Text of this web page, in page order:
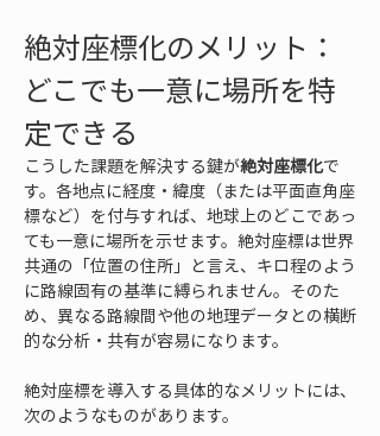
絶対座標化のメリット：
どこでも一意に場所を特
定できる
こうした課題を解決する鍵が絶対座標化で
す。各地点に経度・緯度（または平面直角座
標など）を付与すれば、地球上のどこであっ
ても一意に場所を示せます。絶対座標は世界
共通の「位置の住所」と言え、キロ程のよう
に路線固有の基準に縛られません。そのた
め、異なる路線間や他の地理データとの横断
的な分析・共有が容易になります。
絶対座標を導入する具体的なメリットには、
次のようなものがあります。